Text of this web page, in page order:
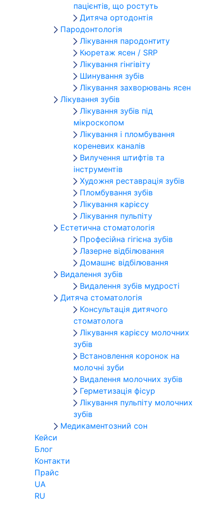
пацієнтів, що ростуть
Дитяча ортодонтія
Пародонтологія
Лікування пародонтиту
Кюретаж ясен / SRP
Лікування гінгівіту
Шинування зубів
Лікування захворювань ясен
Лікування зубів
Лікування зубів під
мікроскопом
Лікування і пломбування
кореневих каналів
Вилучення штифтів та
інструментів
Художня реставрація зубів
Пломбування зубів
Лікування карієсу
Лікування пульпіту
Естетична стоматологія
Професійна гігієна зубів
Лазерне відбілювання
Домашнє відбілювання
Видалення зубів
Видалення зубів мудрості
Дитяча стоматологія
Консультація дитячого
стоматолога
Лікування карієсу молочних
зубів
Встановлення коронок на
молочні зуби
Видалення молочних зубів
Герметизація фісур
Лікування пульпіту молочних
зубів
Медикаментозний сон
Кейси
Блог
Контакти
Прайс
UA
RU